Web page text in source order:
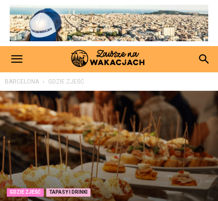
BARCELONA GDZIE ZJEŚĆ
GDZIE ZJEŚĆ TAPASY I DRINKI